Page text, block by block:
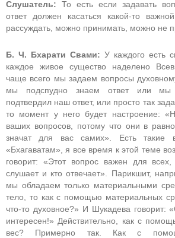
Слушатель: То есть если задавать
ответ должен касаться какой-то
рассуждать, можно принимать, можно не
Б. Ч. Бхарати Свами: У каждого есть
каждое живое существо наделено
чаще всего мы задаем вопросы
мы подспудно знаем ответ или
подтвердил наш ответ, или просто так
то момент у него будет настроение:
ваших вопросов, потому что они в
значат для вас самих». Есть такие
«Бхагаватам», я все время к этой теме
говорит: «Этот вопрос важен для всех,
слушает и кто отвечает». Парикшит,
мы обладаем только материальными
тело, то как с помощью материальных
что-то духовное?» И Шукадева говорит:
интересен!» Действительно, как с
вес? Примерно так. Как с